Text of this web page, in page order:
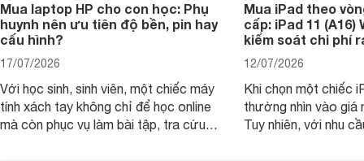
Mua laptop HP cho con học: Phụ
huynh nên ưu tiên độ bền, pin hay
cấu hình?
17/07/2026
Với học sinh, sinh viên, một chiếc máy
tính xách tay không chỉ để học online
mà còn phục vụ làm bài tập, tra cứu,
Mua iPad theo
cấp: iPad 11 (A16)
kiểm soát chi phí
12/07/2026
Khi chọn một chiếc
thường nhìn vào
Tuy nhiên, với nhu